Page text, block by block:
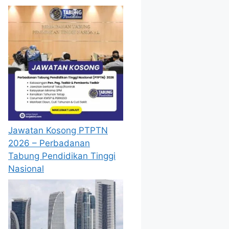
Jawatan Kosong PTPTN
2026 – Perbadanan
Tabung Pendidikan Tinggi
Nasional